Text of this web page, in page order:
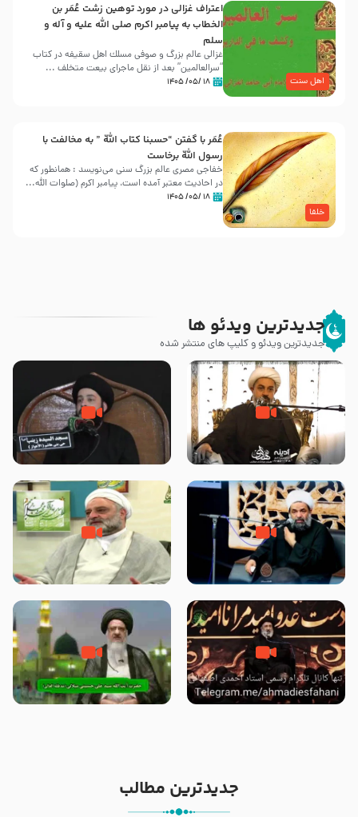
اهل سنت
اعتراف غزالی در مورد توهین زشت عُمَر بن
الخطاب به پیامبر اکرم صلی الله علیه و آله و
سلم
غزالی عالم بزرگ و صوفی مسلك اهل سقيفه در کتاب
“سرالعالمین” بعد از نقل ماجرای بیعت متخلف ...
۱۸ /۰۵/ ۱۴۰۵
خلفا
عُمَر با گفتن “حسبنا كتاب اللّه ” به مخالفت با
رسول اللّه برخاست
خفاجی مصری عالم بزرگ سنی می‌نویسد : همانطور که
در احادیث معتبر آمده است، پیامبر اکرم (صلوات اللّه...
۱۸ /۰۵/ ۱۴۰۵
جدیدترین ویدئو ها
جدیدترین ویدئو و کلیپ های منتشر شده
چه کسانی پیامبر صلی الله علیه و
آله را مسموم کردند ؟ – حجت
رزیة الخمیس و اهانت برخی صحابه
به پیامبر اکرم (ص) چه اتفاقی رخ
بیرون انداختند ؟!!!!! – سید محمد
موسوی
رحلت یا شهادت پیامبر (صلی الله
علیه و آله) ؟ – حجت الاسلام
علت برتری پیامبر اسلام بر سایر
پیامبران از زبان امیرالمؤمنین
خیانت و جفا به پیامبر با بکار بردن
کلمه رحلت بجای شهادت – حجت
آیا پیامبر اکرم صلی الله علیه وآله
بدون وصیت از دنیا رفته ‌اند؟ – آیت
جدیدترین مطالب